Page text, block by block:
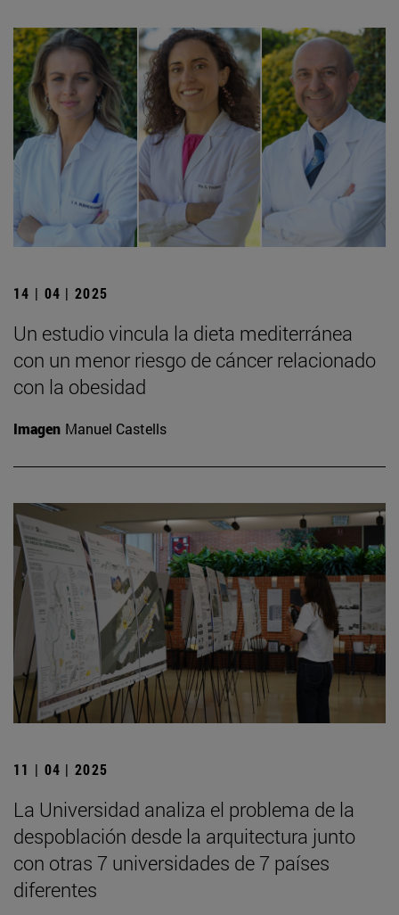
14 | 04 | 2025
Un estudio vincula la dieta mediterránea
con un menor riesgo de cáncer relacionado
con la obesidad
Imagen Manuel Castells
11 | 04 | 2025
La Universidad analiza el problema de la
despoblación desde la arquitectura junto
con otras 7 universidades de 7 países
diferentes